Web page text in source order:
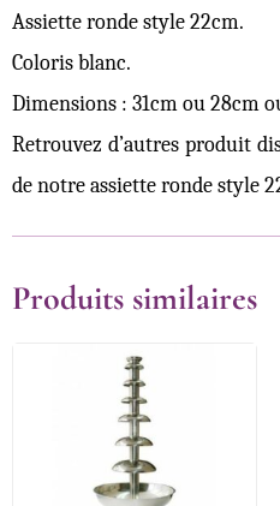
Assiette ronde style 22cm.
Coloris blanc.
Dimensions : 31cm ou 28cm
Retrouvez d’autres produit
de notre assiette ronde style
Produits similaires